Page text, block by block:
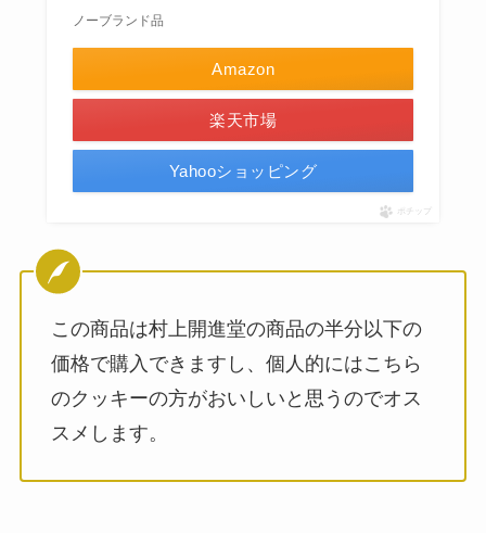
ノーブランド品
Amazon
楽天市場
Yahooショッピング
ポチップ
この商品は村上開進堂の商品の半分以下の
価格で購入できますし、個人的にはこちら
のクッキーの方がおいしいと思うのでオス
スメします。